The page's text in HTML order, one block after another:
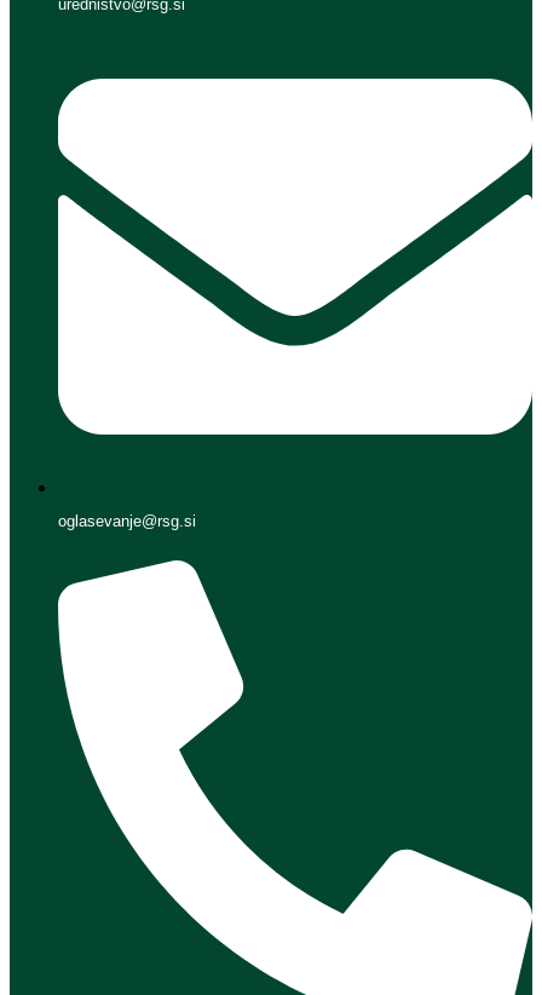
urednistvo@rsg.si
oglasevanje@rsg.si